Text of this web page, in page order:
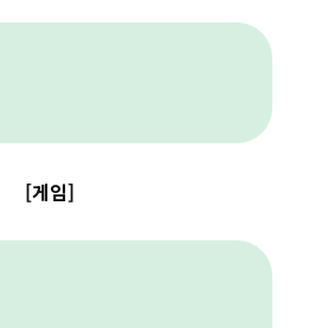
[게임]